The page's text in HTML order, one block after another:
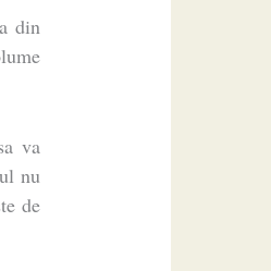
din
va
nu
de